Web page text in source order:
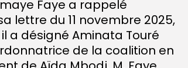
Faye a rappelé
lettre du 11 novembre 2025,
a désigné Aminata Touré
de la coalition en